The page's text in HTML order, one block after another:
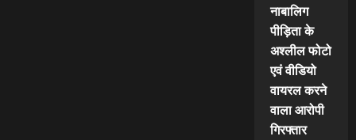
नाबालिग
पीड़िता के
अश्लील फोटो
एवं वीडियो
वायरल करने
वाला आरोपी
गिरफ्तार